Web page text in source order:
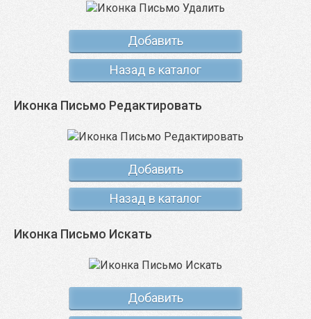
Добавить
Назад в каталог
Иконка Письмо Редактировать
Добавить
Назад в каталог
Иконка Письмо Искать
Добавить